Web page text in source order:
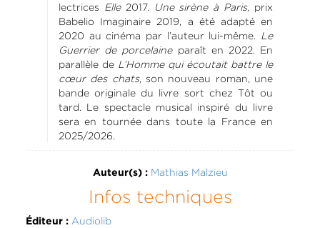
lectrices Elle 2017. Une sirène à Paris, prix
Babelio Imaginaire 2019, a été adapté en
2020 au cinéma par l’auteur lui-même. Le
Guerrier de porcelaine paraît en 2022. En
parallèle de L’Homme qui écoutait battre le
cœur des chats, son nouveau roman, une
bande originale du livre sort chez Tôt ou
tard. Le spectacle musical inspiré du livre
sera en tournée dans toute la France en
2025/2026.
Auteur(s) : Mathias Malzieu
Infos techniques
Éditeur : Audiolib